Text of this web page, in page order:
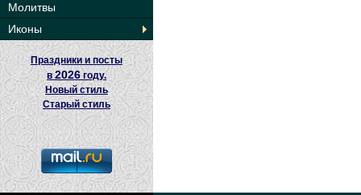
Молитвы
Иконы
Праздники и посты
в2026 году.
Новый стиль
Старый стиль